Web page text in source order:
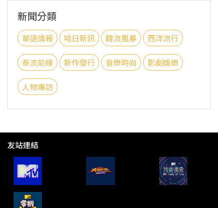
新聞分類
華語情報 哈日新訊 韓流風暴 西洋流行
泰流前線 新作發行 音樂時尚 影劇娛樂
人物專訪
友站連結